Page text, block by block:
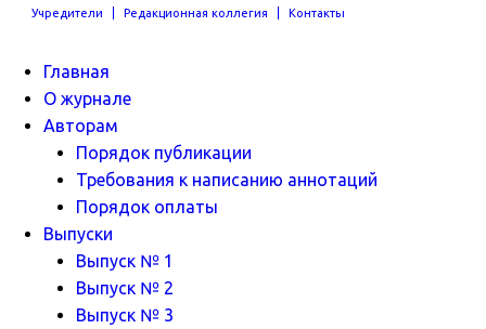
Учредители Редакционная коллегия Контакты
Главная
О журнале
Авторам
Порядок публикации
Требования к написанию аннотаций
Порядок оплаты
Выпуски
Выпуск № 1
Выпуск № 2
Выпуск № 3